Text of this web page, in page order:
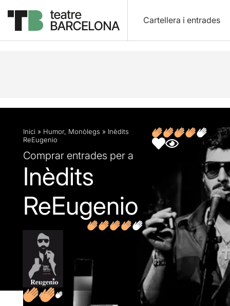
Cartellera i entrades
Descripció Fitxa artística Opinions
Inici » Humor, Monòlegs » Inèdits
ReEugenio
Comprar entrades per a
Inèdits
ReEugenio